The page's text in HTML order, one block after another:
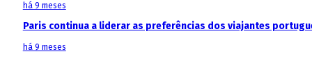
há 9 meses
Paris continua a liderar as preferências dos viajantes
há 9 meses